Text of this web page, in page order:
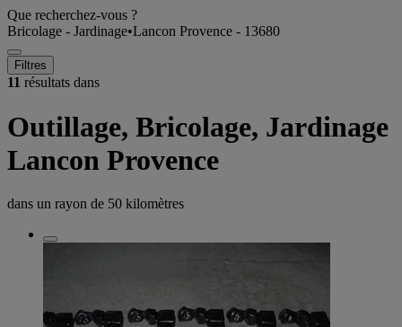
Que recherchez-vous ?
Bricolage - Jardinage•Lancon Provence - 13680
Filtres
11 résultats dans
Outillage, Bricolage, Jardinage
Lancon Provence
dans un rayon de 50 kilomètres